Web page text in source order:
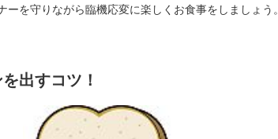
を守りながら臨機応変に楽しくお食事をしましょう。
出すコツ！